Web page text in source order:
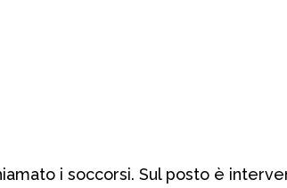
i soccorsi. Sul posto è